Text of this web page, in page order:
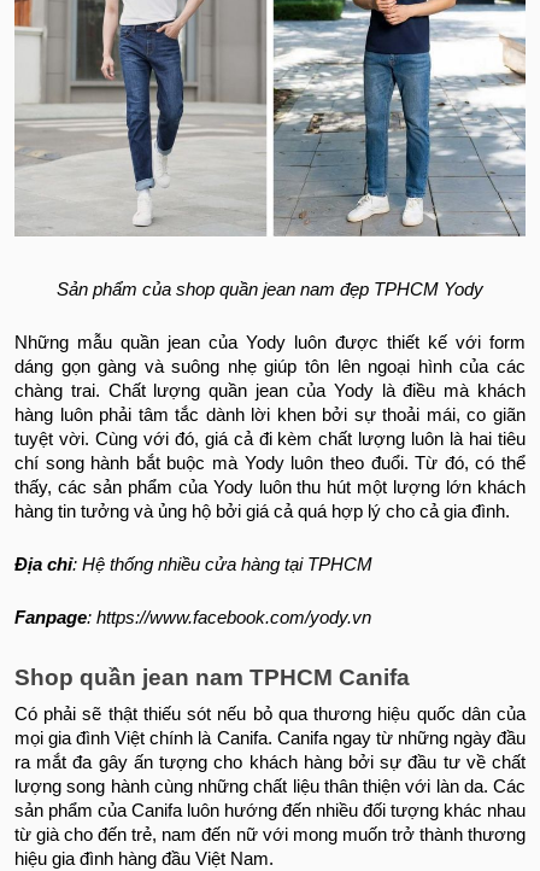
Sản phẩm của shop quần jean nam đẹp TPHCM Yody
Những mẫu quần jean của Yody luôn được thiết kế với form
dáng gọn gàng và suông nhẹ giúp tôn lên ngoại hình của các
chàng trai. Chất lượng quần jean của Yody là điều mà khách
hàng luôn phải tâm tắc dành lời khen bởi sự thoải mái, co giãn
tuyệt vời. Cùng với đó, giá cả đi kèm chất lượng luôn là hai tiêu
chí song hành bắt buộc mà Yody luôn theo đuổi. Từ đó, có thể
thấy, các sản phẩm của Yody luôn thu hút một lượng lớn khách
hàng tin tưởng và ủng hộ bởi giá cả quá hợp lý cho cả gia đình.
Địa chỉ: Hệ thống nhiều cửa hàng tại TPHCM
Fanpage: https://www.facebook.com/yody.vn
Shop quần jean nam TPHCM Canifa
Có phải sẽ thật thiếu sót nếu bỏ qua thương hiệu quốc dân của
mọi gia đình Việt chính là Canifa. Canifa ngay từ những ngày đầu
ra mắt đa gây ấn tượng cho khách hàng bởi sự đầu tư về chất
lượng song hành cùng những chất liệu thân thiện với làn da. Các
sản phẩm của Canifa luôn hướng đến nhiều đối tượng khác nhau
từ già cho đến trẻ, nam đến nữ với mong muốn trở thành thương
hiệu gia đình hàng đầu Việt Nam.